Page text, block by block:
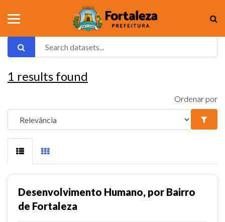
1 results found
Ordenar por
Desenvolvimento Humano, por Bairro
de Fortaleza